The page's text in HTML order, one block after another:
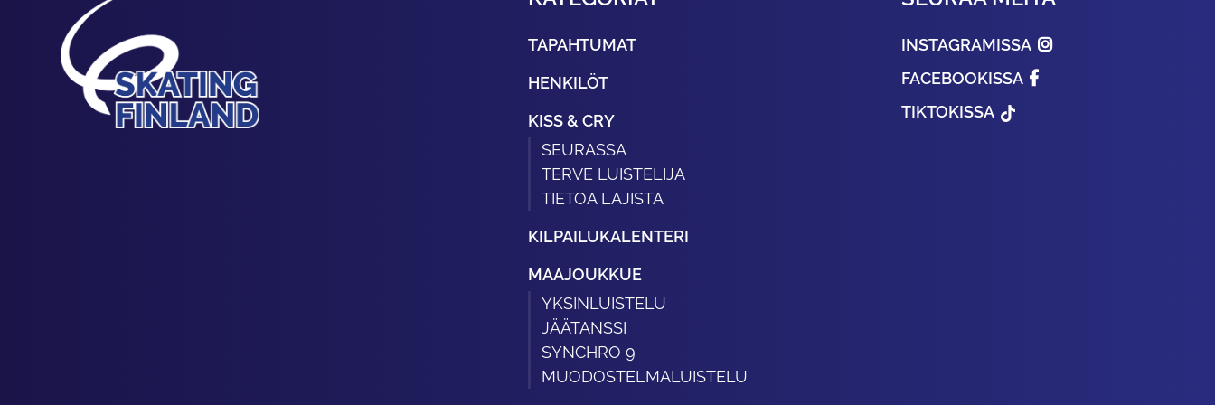
TAPAHTUMAT
HENKILÖT
KISS & CRY
SEURASSA
TERVE LUISTELIJA
TIETOA LAJISTA
KILPAILUKALENTERI
MAAJOUKKUE
YKSINLUISTELU
JÄÄTANSSI
SYNCHRO 9
MUODOSTELMALUISTELU
INSTAGRAMISSA
FACEBOOKISSA
TIKTOKISSA